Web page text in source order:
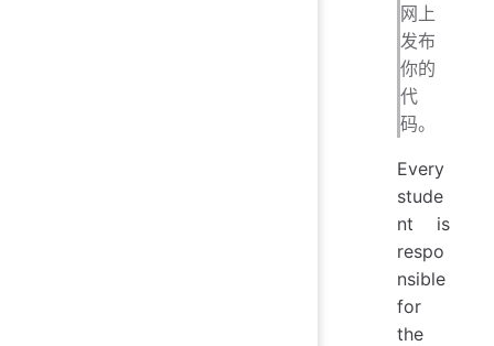
网上
发布
你的
代
码。
Every
stude
nt is
respo
nsible
for
the